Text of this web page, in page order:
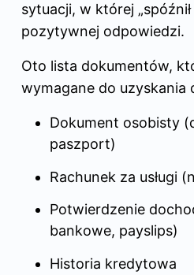
sytuacji, w której
pozytywnej odpowiedzi.
Oto lista dokumentów,
wymagane do uzyskania
Dokument osobisty
paszport)
Rachunek za usługi
Potwierdzenie
bankowe, payslips)
Historia kredytowa